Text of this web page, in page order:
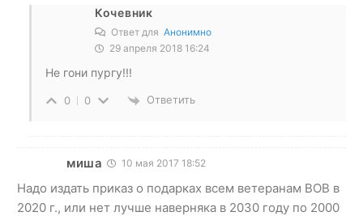
Кочевник
Ответ для Анонимно
29 апреля 2018 16:24
Не гони пургу!!!
0 0 Ответить
миша 10 мая 2017 18:52
Надо издать приказ о подарках всем ветеранам ВОВ в
2020 г., или нет лучше наверняка в 2030 году по 2000